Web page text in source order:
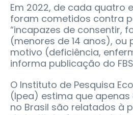
Em 2022, de cada quatro
foram cometidos contra
“incapazes de consentir,
(menores de 14 anos), ou
motivo (deficiência,
informa publicação do
O Instituto de Pesquisa
(Ipea) estima que apenas
no Brasil são relatados à